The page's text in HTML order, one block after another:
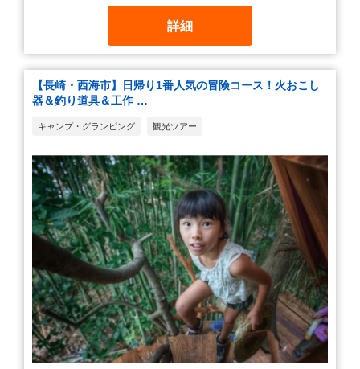
詳細
【長崎・西海市】日帰り1番人気の冒険コース！火おこし
器＆釣り道具＆工作 …
キャンプ・グランピング 観光ツアー